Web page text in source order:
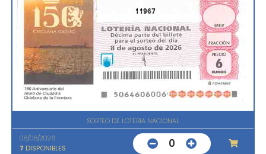
11967
SORTEO DE LOTERIA NACIONAL
08/08/2026
7 DISPONIBLES 0